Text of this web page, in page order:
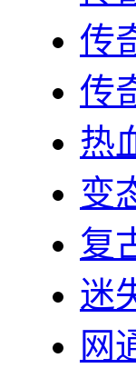
传
传
热
变
复
迷
网